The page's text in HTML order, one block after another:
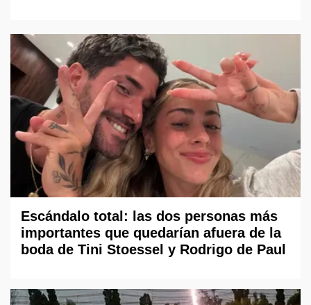
Escándalo total: las dos personas más
importantes que quedarían afuera de la
boda de Tini Stoessel y Rodrigo de Paul